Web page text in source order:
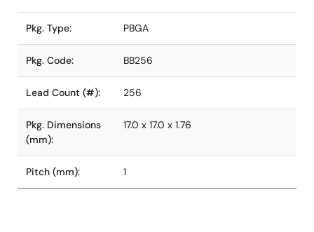
Pkg. Type: PBGA
Pkg. Code: BB256
Lead Count (#): 256
Pkg. Dimensions
(mm):
17.0 x 17.0 x 1.76
Pitch (mm): 1